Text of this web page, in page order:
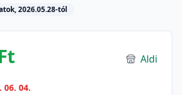
2026.05.28-tól
Aldi
06. 04.